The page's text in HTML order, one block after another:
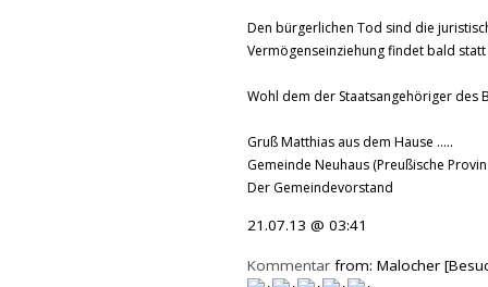
Den bürgerlichen Tod sind die
Vermögenseinziehung findet bald statt
Wohl dem der Staatsangehöriger des
Gruß Matthias aus dem Hause .....
Gemeinde Neuhaus (Preußische
Der Gemeindevorstand
21.07.13 @ 03:41
Kommentar from: Malocher